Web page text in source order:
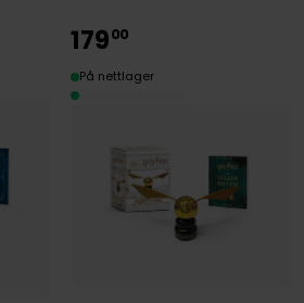
17900
På nettlager